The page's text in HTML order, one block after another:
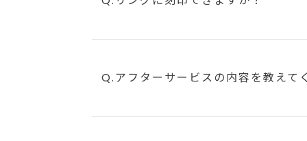
Q.アフターサービスの内容を教えて